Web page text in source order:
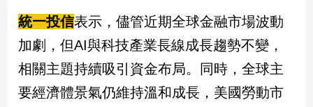
統一投信表示，儘管近期全球金融市場波動
加劇，但AI與科技產業長線成長趨勢不變，
相關主題持續吸引資金布局。同時，全球主
要經濟體景氣仍維持溫和成長，美國勞動市